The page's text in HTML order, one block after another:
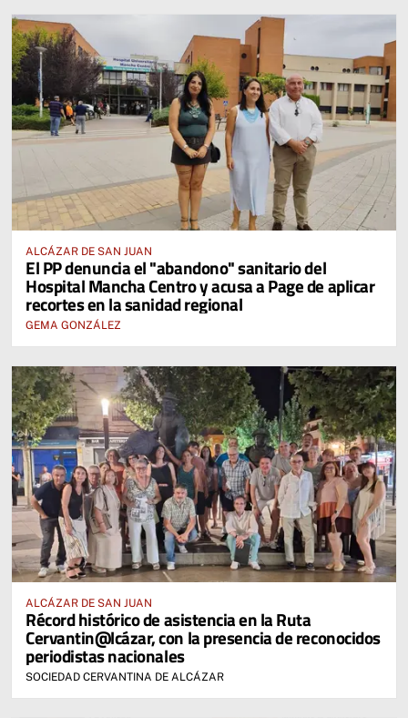
ALCÁZAR DE SAN JUAN
El PP denuncia el "abandono" sanitario del
Hospital Mancha Centro y acusa a Page de aplicar
recortes en la sanidad regional
GEMA GONZÁLEZ
ALCÁZAR DE SAN JUAN
Récord histórico de asistencia en la Ruta
Cervantin@lcázar, con la presencia de reconocidos
periodistas nacionales
SOCIEDAD CERVANTINA DE ALCÁZAR